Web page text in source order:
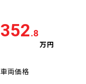
352.8
万円
車両価格